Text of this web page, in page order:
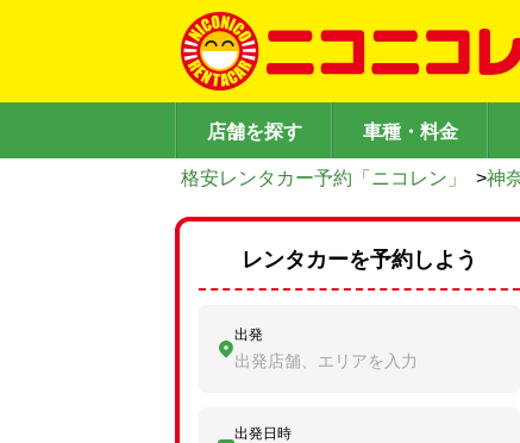
店舗を探す 車種・料金
格安レンタカー予約「ニコレン」 >神
レンタカーを予約しよう
出発
出発店舗、エリアを入力
出発日時